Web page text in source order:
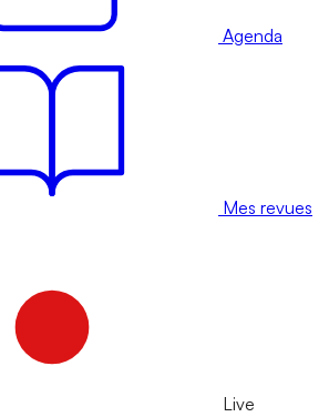
Agenda
Mes revues
Live